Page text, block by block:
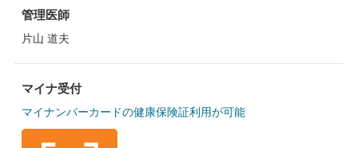
管理医師
片山 道夫
マイナ受付
マイナンバーカードの健康保険証利用が可能